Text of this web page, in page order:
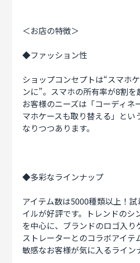
＜お店の特徴＞
◆ファッション性
ショップコンセプトは“スマホ
ンに”。スマホの所有率が8割を
お客様のニーズは「コーディネ
マホケースも取り替える」とい
なりつつあります。
◆多彩なラインナップ
アイテム数は5000種類以上！
イルが好評です。トレンドのシ
を中心に、ブランドのロゴ入り
ストレーターとのコラボアイテ
敏感なお客様が気に入るライン